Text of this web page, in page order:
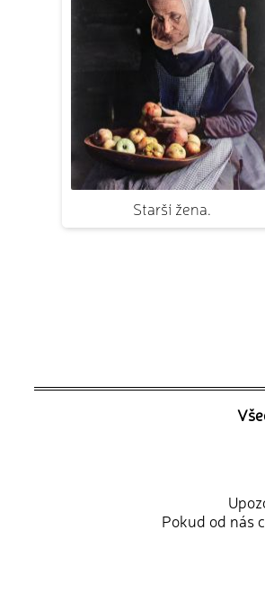
Starší žena.
Pokud od nás